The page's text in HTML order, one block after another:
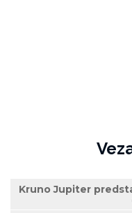
Kruno Jupiter